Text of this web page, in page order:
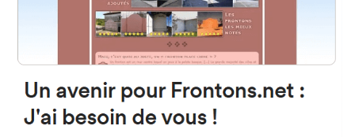
FRONTONS.NET
BUSCAR UN FRONTÓN
AÑADIR UN FRONTÓN
64600 Anglet, Francia